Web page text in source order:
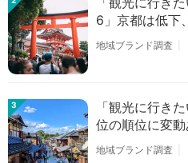
6」京都は低下
地域ブランド調査
3
「観光に行き
位の順位に変動
地域ブランド調査